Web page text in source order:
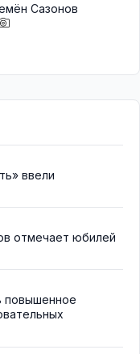
Сазонов
ввели
отмечает юбилей
повышенное